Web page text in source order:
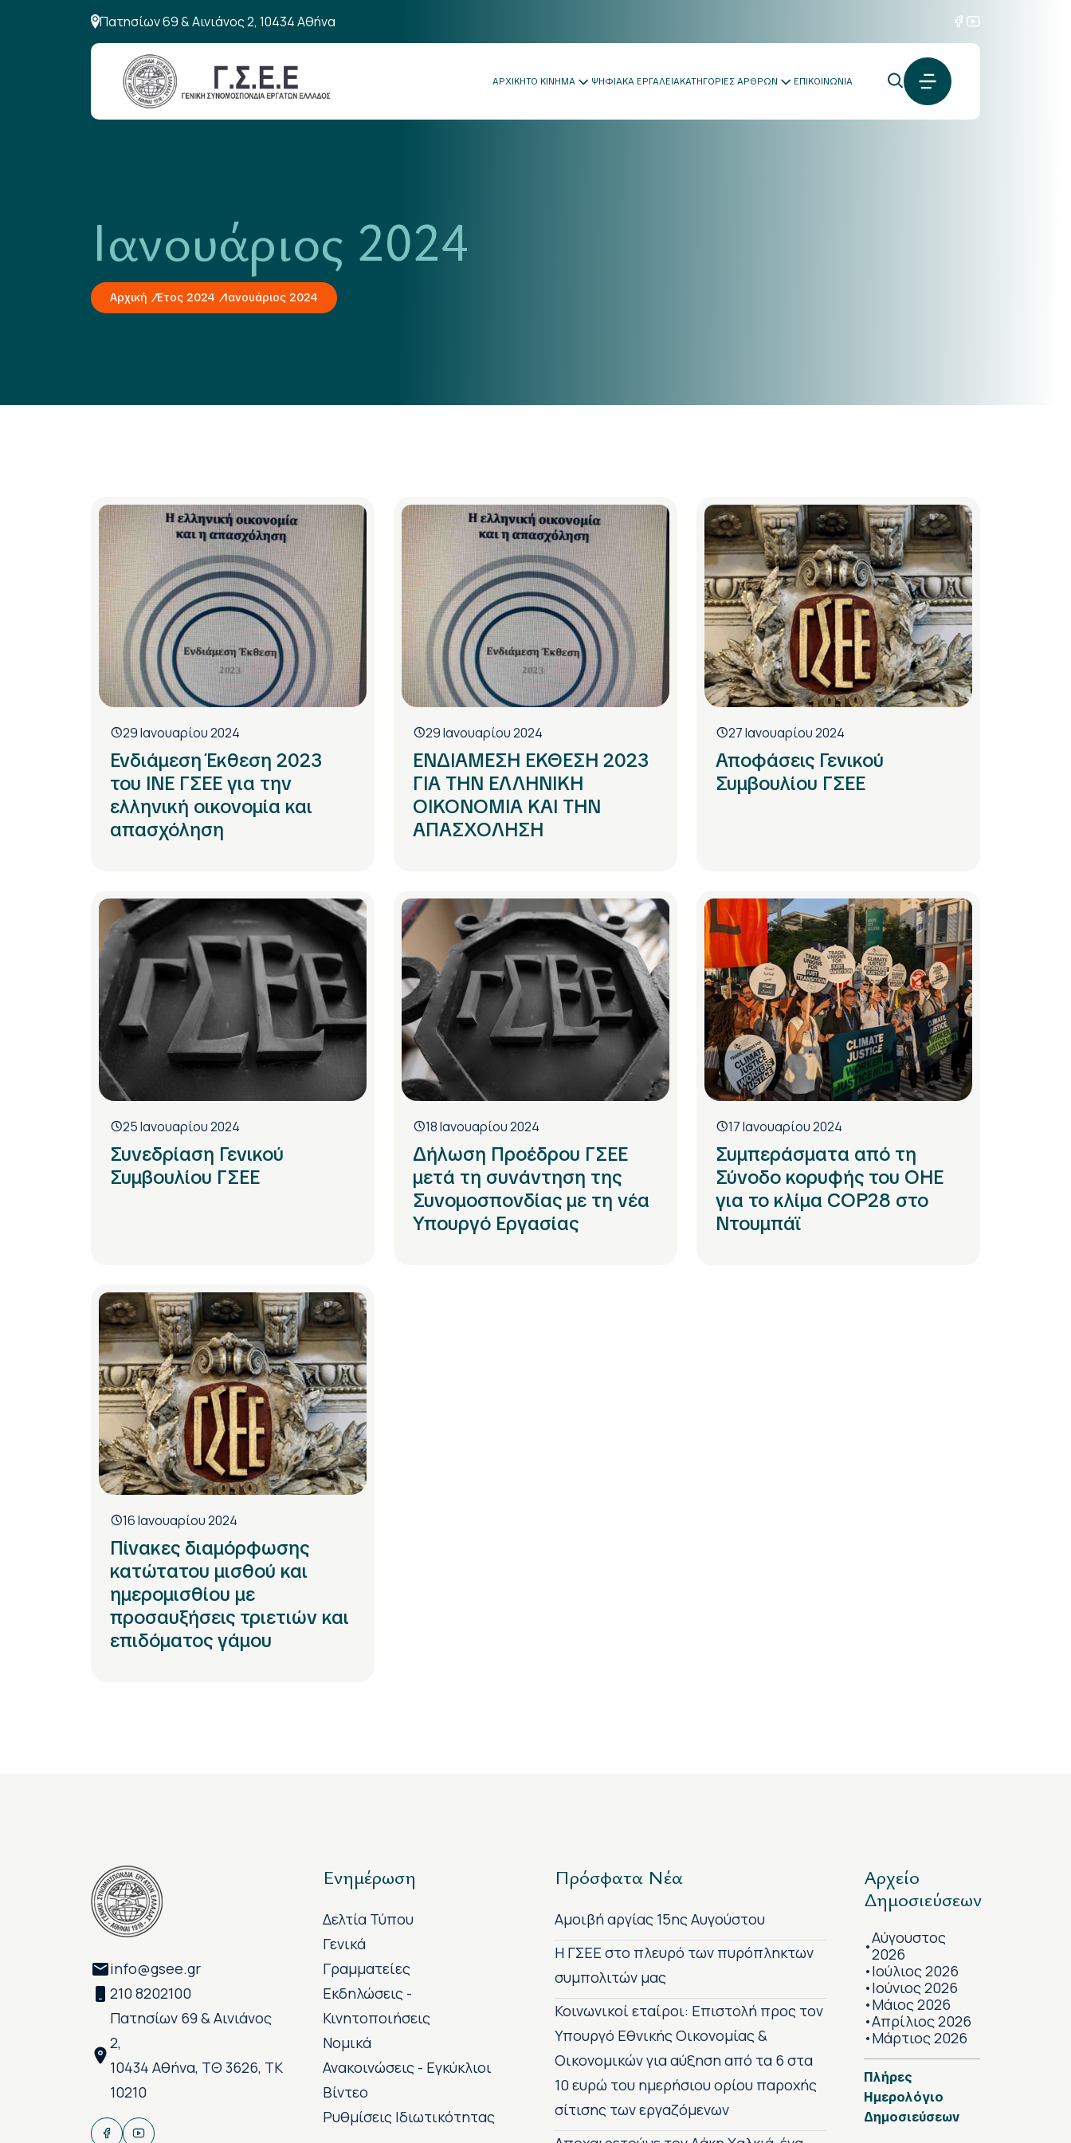
Πατησίων 69 & Αινιάνος 2, 10434 Αθήνα
ΑΡΧΙΚΗΤΟ ΚΙΝΗΜΑ ΨΗΦΙΑΚΑ ΕΡΓΑΛΕΙΑΚΑΤΗΓΟΡΙΕΣ ΑΡΘΡΩΝ ΕΠΙΚΟΙΝΩΝΙΑ
Ιανουάριος 2024
Αρχική Έτος 2024 Ιανουάριος 2024
29 Ιανουαρίου 2024
Ενδιάμεση Έκθεση 2023
του ΙΝΕ ΓΣΕΕ για την
ελληνική οικονομία και
απασχόληση
29 Ιανουαρίου 2024
ΕΝΔΙΑΜΕΣΗ ΕΚΘΕΣΗ 2023
ΓΙΑ ΤΗΝ ΕΛΛΗΝΙΚΗ
ΟΙΚΟΝΟΜΙΑ ΚΑΙ ΤΗΝ
ΑΠΑΣΧΟΛΗΣΗ
27 Ιανουαρίου 2024
Αποφάσεις Γενικού
Συμβουλίου ΓΣΕΕ
25 Ιανουαρίου 2024
Συνεδρίαση Γενικού
Συμβουλίου ΓΣΕΕ
18 Ιανουαρίου 2024
Δήλωση Προέδρου ΓΣΕΕ
μετά τη συνάντηση της
Συνομοσπονδίας με τη νέα
Υπουργό Εργασίας
17 Ιανουαρίου 2024
Συμπεράσματα από τη
Σύνοδο κορυφής του ΟΗΕ
για το κλίμα COP28 στο
Ντουμπάϊ
16 Ιανουαρίου 2024
Πίνακες διαμόρφωσης
κατώτατου μισθού και
ημερομισθίου με
προσαυξήσεις τριετιών και
επιδόματος γάμου
info@gsee.gr
210 8202100
Πατησίων 69 & Αινιάνος
2,
10434 Αθήνα, ΤΘ 3626, ΤΚ
10210
Ενημέρωση
Δελτία Τύπου
Γενικά
Γραμματείες
Εκδηλώσεις -
Κινητοποιήσεις
Νομικά
Ανακοινώσεις - Εγκύκλιοι
Βίντεο
Ρυθμίσεις Ιδιωτικότητας
Πρόσφατα Νέα
Αμοιβή αργίας 15ης Αυγούστου
H ΓΣΕΕ στο πλευρό των πυρόπληκτων
συμπολιτών μας
Κοινωνικοί εταίροι: Επιστολή προς τον
Υπουργό Εθνικής Οικονομίας &
Οικονομικών για αύξηση από τα 6 στα
10 ευρώ του ημερήσιου ορίου παροχής
σίτισης των εργαζόμενων
Αρχείο
Δημοσιεύσεων
•Αύγουστος
2026
•Ιούλιος 2026
•Ιούνιος 2026
•Μάιος 2026
•Απρίλιος 2026
•Μάρτιος 2026
Πλήρες
Ημερολόγιο
Δημοσιεύσεων